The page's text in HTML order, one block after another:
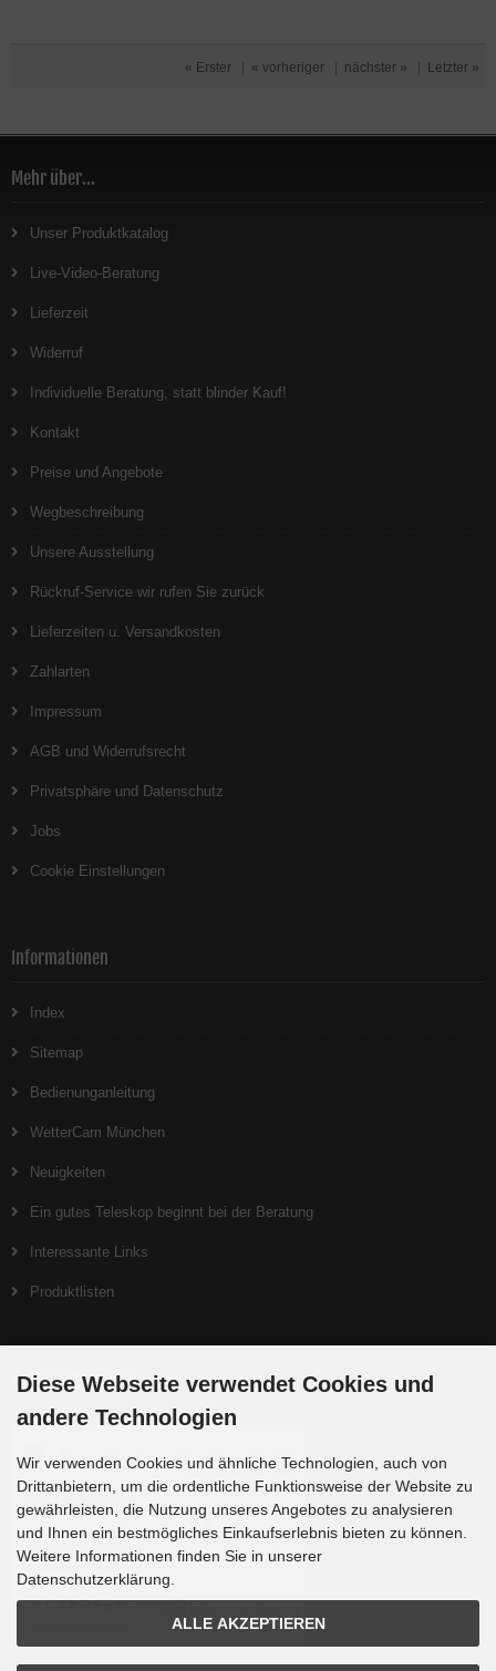
« Erster « vorheriger nächster » Letzter »
Mehr über...
Unser Produktkatalog
Live-Video-Beratung
Lieferzeit
Widerruf
Individuelle Beratung, statt blinder Kauf!
Kontakt
Preise und Angebote
Wegbeschreibung
Unsere Ausstellung
Rückruf-Service wir rufen Sie zurück
Lieferzeiten u. Versandkosten
Zahlarten
Impressum
AGB und Widerrufsrecht
Privatsphäre und Datenschutz
Jobs
Cookie Einstellungen
Informationen
Index
Sitemap
Bedienunganleitung
WetterCam München
Neuigkeiten
Ein gutes Teleskop beginnt bei der Beratung
Interessante Links
Produktlisten
Zahlungsmethoden
Diese Webseite verwendet Cookies und
andere Technologien
Wir verwenden Cookies und ähnliche Technologien, auch von
Drittanbietern, um die ordentliche Funktionsweise der Website zu
gewährleisten, die Nutzung unseres Angebotes zu analysieren
und Ihnen ein bestmögliches Einkaufserlebnis bieten zu können.
Weitere Informationen finden Sie in unserer
Datenschutzerklärung.
ALLE AKZEPTIEREN